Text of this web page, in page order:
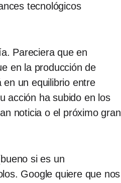
tecnológicos
Pareciera que en
en la producción de
un equilibrio entre
acción ha subido en los
noticia o el próximo gran
si es un
Google quiere que nos